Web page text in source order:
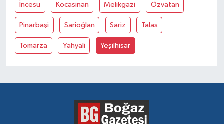
İncesu Kocasinan Melikgazi Özvatan
Pinarbaşi Sarioğlan Sariz Talas
Tomarza Yahyali Yeşilhisar